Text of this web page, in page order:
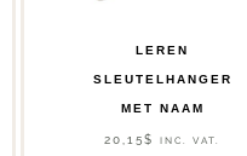
LEREN
SLEUTELHANGER
MET NAAM
20,15$ INC. VAT.